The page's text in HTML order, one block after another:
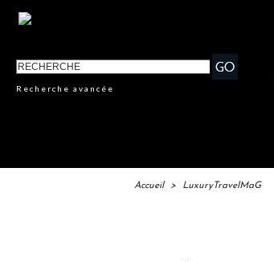
Recherche avancée
Accueil > LuxuryTravelMaG